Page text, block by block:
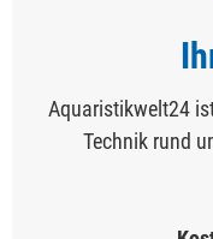
Aquaristikwelt24
Technik rund